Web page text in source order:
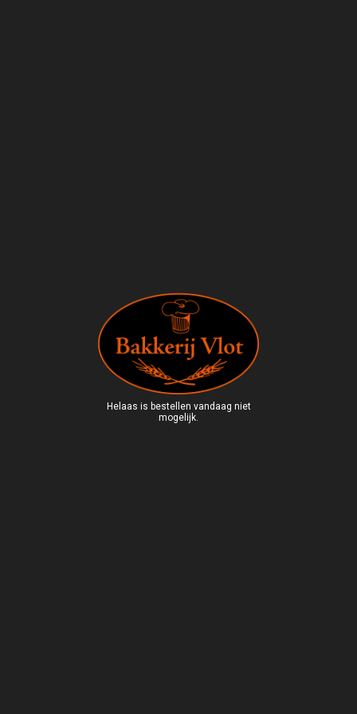
Helaas is bestellen vandaag niet
mogelijk.